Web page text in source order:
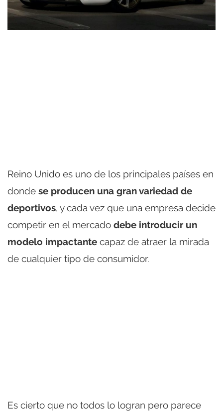
Reino Unido es uno de los principales países en
donde se producen una gran variedad de
deportivos, y cada vez que una empresa decide
competir en el mercado debe introducir un
modelo impactante capaz de atraer la mirada
de cualquier tipo de consumidor.
Es cierto que no todos lo logran pero parece